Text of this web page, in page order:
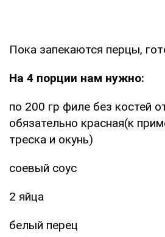
Пока запекаются перцы,
На 4 порции нам нужно:
по 200 гр филе без костей
обязательно красная(к
треска и окунь)
соевый соус
2 яйца
белый перец